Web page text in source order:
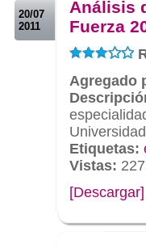
20/07
2011
Análisis
Fuerza
Agregado
Etiquetas:
Vistas:
[Descargar]